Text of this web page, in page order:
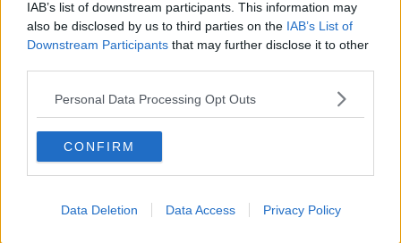
IAB’s list of downstream participants. This information may
also be disclosed by us to third parties on the IAB’s List of
Downstream Participants that may further disclose it to other
Personal Data Processing Opt Outs
CONFIRM
Data Deletion Data Access Privacy Policy
Biden, primo presidente USA non in guerra
Papa Bergoglio vedrà Viktor Orbán
Bennet, un giorno in attesa di Biden
Il ritorno dei talebani
​La lenta agonia del Libano
Sudafrica, è allarme alimentare
Usa di nuovo al centro della geopolitica internazionale
L’appuntamento di Israele con il cambiamento
La farsa delle elezioni in Siria
In Medioriente non ci sono favole, solo realtà
Biden chiama ma Netanyahu non risponde
Niente di nuovo in Medioriente